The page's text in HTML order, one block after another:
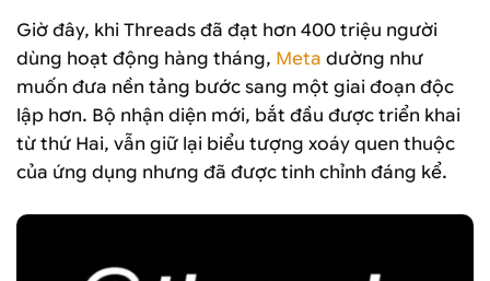
Giờ đây, khi Threads đã đạt hơn 400 triệu người
dùng hoạt động hàng tháng, Meta dường như
muốn đưa nền tảng bước sang một giai đoạn độc
lập hơn. Bộ nhận diện mới, bắt đầu được triển khai
từ thứ Hai, vẫn giữ lại biểu tượng xoáy quen thuộc
của ứng dụng nhưng đã được tinh chỉnh đáng kể.